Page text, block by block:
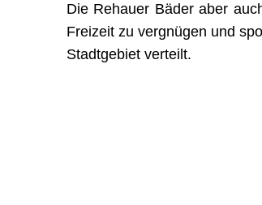
Die Rehauer Bäder aber
Freizeit zu vergnügen und
Stadtgebiet verteilt.